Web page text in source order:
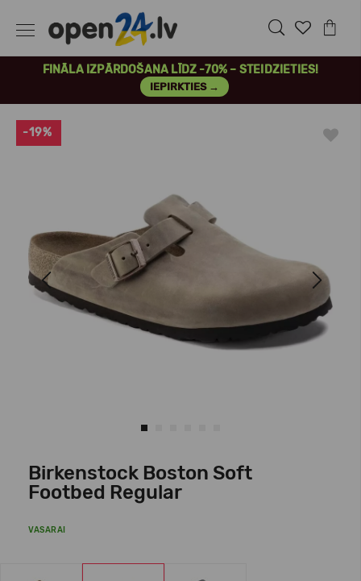
FINĀLA IZPĀRDOŠANA LĪDZ -70% – STEIDZIETIES!
IEPIRKTIES →
Next
-19%
Birkenstock Boston Soft
Footbed Regular
VASARAI